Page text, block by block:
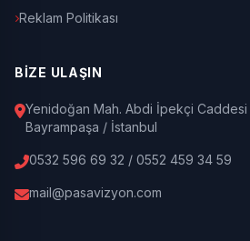
Reklam Politikası
BİZE ULAŞIN
Yenidoğan Mah. Abdi İpekçi Caddesi
Bayrampaşa / İstanbul
0532 596 69 32 / 0552 459 34 59
mail@pasavizyon.com